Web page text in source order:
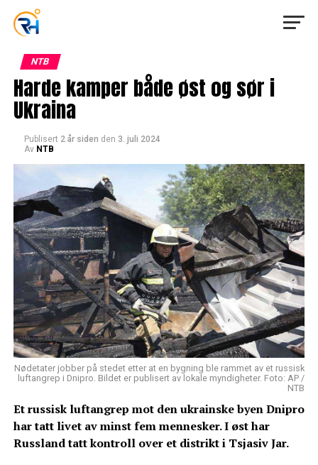
NTB
Harde kamper både øst og sør i
Ukraina
Publisert 2 år siden den 3. juli 2024
Av NTB
Nødetater jobber på stedet etter at en bygning ble rammet av et russisk
luftangrep i Dnipro. Bildet er publisert av lokale myndigheter. Foto: AP /
NTB
Et russisk luftangrep mot den ukrainske byen Dnipro
har tatt livet av minst fem mennesker. I øst har
Russland tatt kontroll over et distrikt i Tsjasiv Jar.